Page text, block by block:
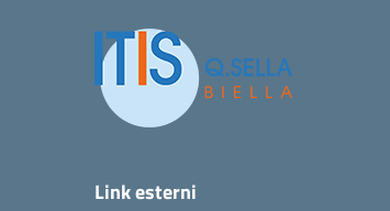
Link esterni